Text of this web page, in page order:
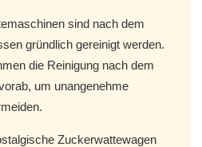
sind nach dem
gründlich gereinigt werden.
die Reinigung nach dem
um unangenehme
Zuckerwattewagen